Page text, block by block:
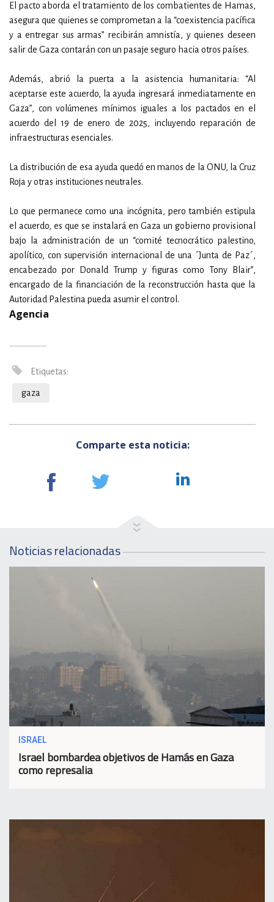
El pacto aborda el tratamiento de los combatientes de Hamas,
asegura que quienes se comprometan a la “coexistencia pacífica
y a entregar sus armas” recibirán amnistía, y quienes deseen
salir de Gaza contarán con un pasaje seguro hacia otros países.
Además, abrió la puerta a la asistencia humanitaria: “Al
aceptarse este acuerdo, la ayuda ingresará inmediatamente en
Gaza”, con volúmenes mínimos iguales a los pactados en el
acuerdo del 19 de enero de 2025, incluyendo reparación de
infraestructuras esenciales.
La distribución de esa ayuda quedó en manos de la ONU, la Cruz
Roja y otras instituciones neutrales.
Lo que permanece como una incógnita, pero también estipula
el acuerdo, es que se instalará en Gaza un gobierno provisional
bajo la administración de un “comité tecnocrático palestino,
apolítico, con supervisión internacional de una ´Junta de Paz´,
encabezado por Donald Trump y figuras como Tony Blair”,
encargado de la financiación de la reconstrucción hasta que la
Autoridad Palestina pueda asumir el control.
Agencia
Etiquetas:
gaza
Comparte esta noticia:
Noticias relacionadas
ISRAEL
Israel bombardea objetivos de Hamás en Gaza
como represalia